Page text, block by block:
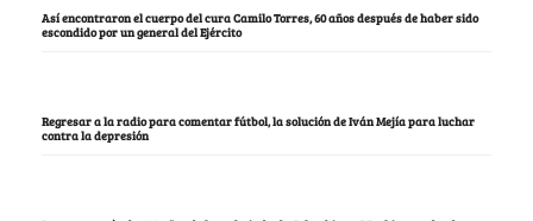
Así encontraron el cuerpo del cura Camilo Torres, 60 años después de haber sido
escondido por un general del Ejército
Regresar a la radio para comentar fútbol, la solución de Iván Mejía para luchar
contra la depresión